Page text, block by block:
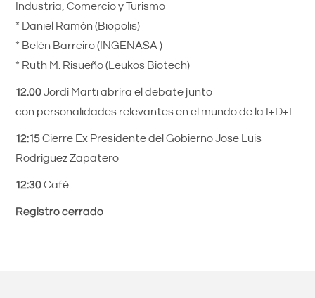
Industria, Comercio y Turismo
* Daniel Ramón (Biopolis)
* Belén Barreiro (INGENASA )
* Ruth M. Risueño (Leukos Biotech)
12.00Jordi Martí abrirá el debate junto
con personalidades relevantes en el mundo de la I+D+I
12:15Cierre Ex Presidente del Gobierno Jose Luis
Rodriguez Zapatero
12:30Café
Registro cerrado